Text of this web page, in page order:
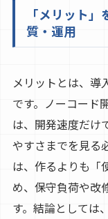
「メリット
質・運用
メリットとは、導
です。ノーコード
は、開発速度だけ
やすさまでを見る
は、作るよりも「
め、保守負荷や改
す。結論としては、